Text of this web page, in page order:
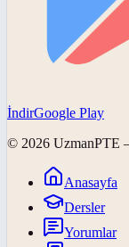
İndirGoogle Play
© 2026 UzmanPTE
Anasayfa
Dersler
Yorumlar